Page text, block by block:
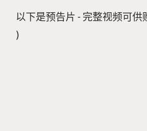
以下是预告片 - 完整视频可
)